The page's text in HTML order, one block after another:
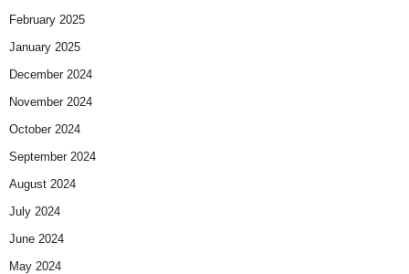
February 2025
January 2025
December 2024
November 2024
October 2024
September 2024
August 2024
July 2024
June 2024
May 2024